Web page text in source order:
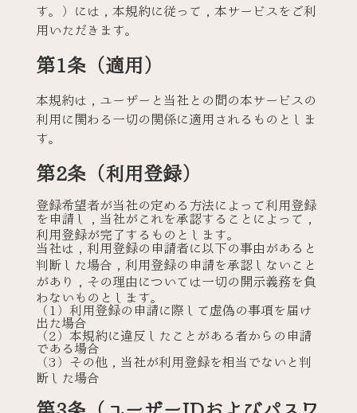
す。）には，本規約に従って，本サービスをご利
用いただきます。
第1条（適用）
本規約は，ユーザーと当社との間の本サービスの
利用に関わる一切の関係に適用されるものとしま
す。
第2条（利用登録）
登録希望者が当社の定める方法によって利用登録
を申請し，当社がこれを承認することによって，
利用登録が完了するものとします。
当社は，利用登録の申請者に以下の事由があると
判断した場合，利用登録の申請を承認しないこと
があり，その理由については一切の開示義務を負
わないものとします。
（1）利用登録の申請に際して虚偽の事項を届け
出た場合
（2）本規約に違反したことがある者からの申請
である場合
（3）その他，当社が利用登録を相当でないと判
断した場合